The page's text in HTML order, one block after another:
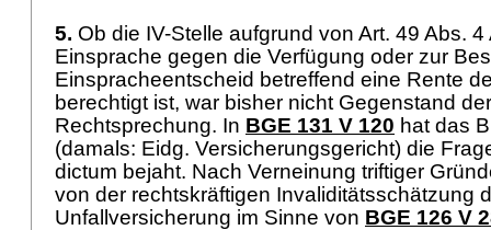
5. Ob die IV-Stelle aufgrund von Art. 49 Abs. 4
Einsprache gegen die Verfügung oder zur
Einspracheentscheid betreffend eine Rente
berechtigt ist, war bisher nicht Gegenstand
Rechtsprechung. In BGE 131 V 120 hat das
(damals: Eidg. Versicherungsgericht) die
dictum bejaht. Nach Verneinung triftiger
von der rechtskräftigen Invaliditätsschätzung
Unfallversicherung im Sinne von BGE 126 V